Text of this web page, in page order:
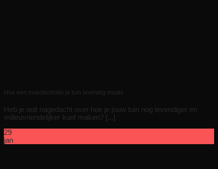
Hoe een insectenhotel je tuin levendig maakt
Heb je ooit nagedacht over hoe je jouw tuin nog levendiger en
milieuvriendelijker kunt maken? [...]
29
jan